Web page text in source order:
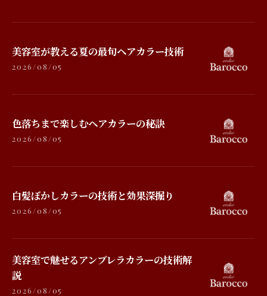
美容室が教える夏の最旬ヘアカラー技術
2026/08/05
色落ちまで楽しむヘアカラーの秘訣
2026/08/05
白髪ぼかしカラーの技術と効果深掘り
2026/08/05
美容室で魅せるアンブレラカラーの技術解
説
2026/08/05